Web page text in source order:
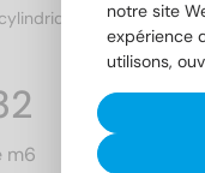
DIN 7
m6
notre site
expérience
utilisons,